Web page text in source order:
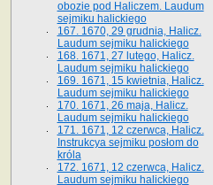
obozie pod Haliczem. Laudum
sejmiku halickiego
167. 1670, 29 grudnia, Halicz.
Laudum sejmiku halickiego
168. 1671, 27 lutego, Halicz.
Laudum sejmiku halickiego
169. 1671, 15 kwietnia, Halicz.
Laudum sejmiku halickiego
170. 1671, 26 maja, Halicz.
Laudum sejmiku halickiego
171. 1671, 12 czerwca, Halicz.
Instrukcya sejmiku posłom do
króla
172. 1671, 12 czerwca, Halicz.
Laudum sejmiku halickiego